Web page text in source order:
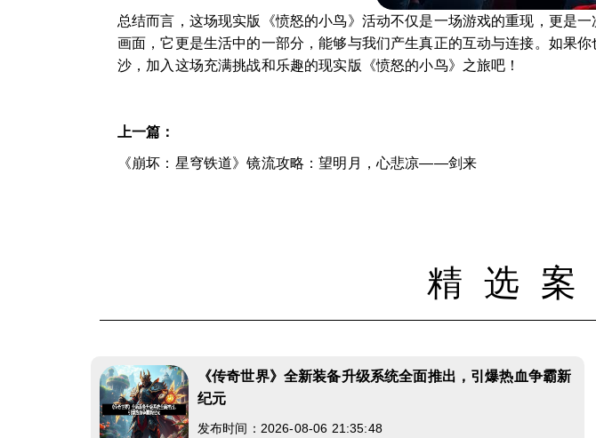
总结而言，这场现实版《愤怒的小鸟》活动不仅是一场游戏的重现，更是
画面，它更是生活中的一部分，能够与我们产生真正的互动与连接。如果
沙，加入这场充满挑战和乐趣的现实版《愤怒的小鸟》之旅吧！
上一篇：
《崩坏：星穹铁道》镜流攻略：望明月，心悲凉——剑来
精选
《传奇世界》全新装备升级系统全面推出，引爆热血争霸新
纪元
发布时间：2026-08-06 21:35:48